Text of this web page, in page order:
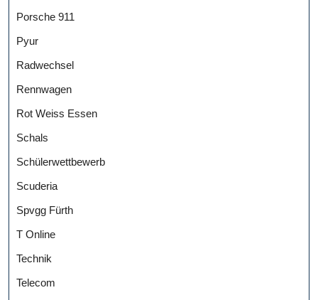
Porsche 911
Pyur
Radwechsel
Rennwagen
Rot Weiss Essen
Schals
Schülerwettbewerb
Scuderia
Spvgg Fürth
T Online
Technik
Telecom